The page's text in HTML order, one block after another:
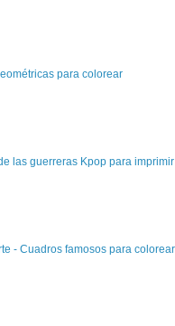
para colorear
las guerreras Kpop para imprimir
- Cuadros famosos para